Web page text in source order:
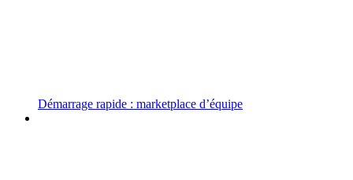
Démarrage rapide : marketplace d’équipe